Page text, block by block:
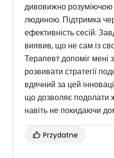
дивовижно
людиною. Підтримка
ефективність сесій.
виявив, що не сам із
Терапевт допоміг мені
розвивати стратегії
вдячний за цей
що дозволяє подолати
навіть не покидаючи
Przydatne